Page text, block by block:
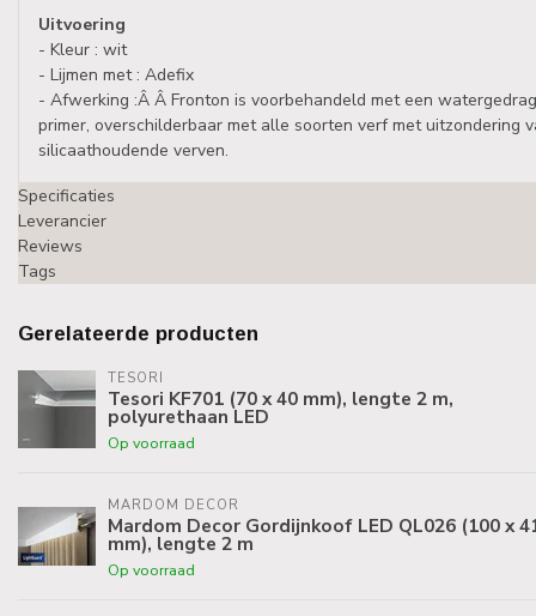
Uitvoering
- Kleur : wit
- Lijmen met : Adefix
- Afwerking :Â Â Fronton is voorbehandeld met een
primer, overschilderbaar met alle soorten verf met uitzondering
silicaathoudende verven.
Specificaties
Leverancier
Reviews
Tags
Gerelateerde producten
TESORI
Tesori KF701 (70 x 40 mm), lengte 2 m,
polyurethaan LED
Op voorraad
MARDOM DECOR
Mardom Decor Gordijnkoof LED QL026 (100 x
mm), lengte 2 m
Op voorraad